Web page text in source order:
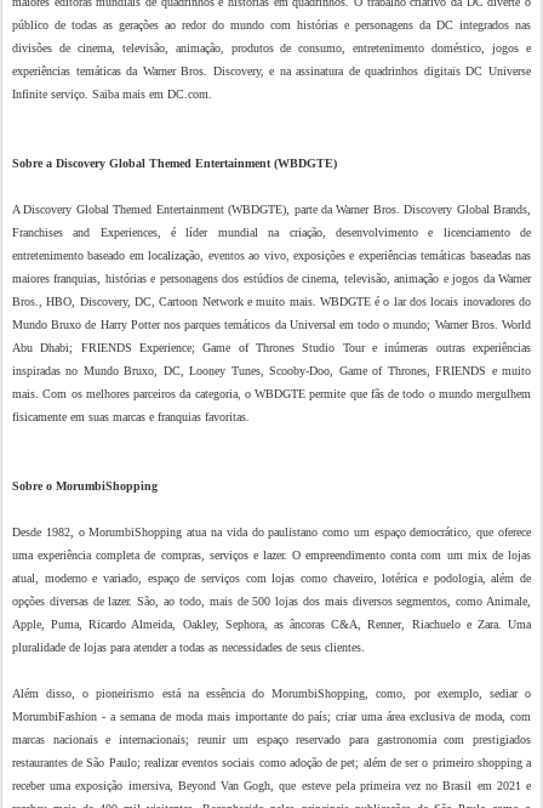
público de todas as gerações ao redor do mundo com histórias e personagens da DC integrados nas
divisões de cinema, televisão, animação, produtos de consumo, entretenimento doméstico, jogos e
experiências temáticas da Warner Bros. Discovery, e na assinatura de quadrinhos digitais DC Universe
Infinite serviço. Saiba mais em DC.com.
Sobre a Discovery Global Themed Entertainment (WBDGTE)
A Discovery Global Themed Entertainment (WBDGTE), parte da Warner Bros. Discovery Global Brands,
Franchises and Experiences, é líder mundial na criação, desenvolvimento e licenciamento de
entretenimento baseado em localização, eventos ao vivo, exposições e experiências temáticas baseadas nas
maiores franquias, histórias e personagens dos estúdios de cinema, televisão, animação e jogos da Warner
Bros., HBO, Discovery, DC, Cartoon Network e muito mais. WBDGTE é o lar dos locais inovadores do
Mundo Bruxo de Harry Potter nos parques temáticos da Universal em todo o mundo; Warner Bros. World
Abu Dhabi; FRIENDS Experience; Game of Thrones Studio Tour e inúmeras outras experiências
inspiradas no Mundo Bruxo, DC, Looney Tunes, Scooby-Doo, Game of Thrones, FRIENDS e muito
mais. Com os melhores parceiros da categoria, o WBDGTE permite que fãs de todo o mundo mergulhem
fisicamente em suas marcas e franquias favoritas.
Sobre o MorumbiShopping
Desde 1982, o MorumbiShopping atua na vida do paulistano como um espaço democrático, que oferece
uma experiência completa de compras, serviços e lazer. O empreendimento conta com um mix de lojas
atual, moderno e variado, espaço de serviços com lojas como chaveiro, lotérica e podologia, além de
opções diversas de lazer. São, ao todo, mais de 500 lojas dos mais diversos segmentos, como Animale,
Apple, Puma, Ricardo Almeida, Oakley, Sephora, as âncoras C&A, Renner, Riachuelo e Zara. Uma
pluralidade de lojas para atender a todas as necessidades de seus clientes.
Além disso, o pioneirismo está na essência do MorumbiShopping, como, por exemplo, sediar o
MorumbiFashion - a semana de moda mais importante do país; criar uma área exclusiva de moda, com
marcas nacionais e internacionais; reunir um espaço reservado para gastronomia com prestigiados
restaurantes de São Paulo; realizar eventos sociais como adoção de pet; além de ser o primeiro shopping a
receber uma exposição imersiva, Beyond Van Gogh, que esteve pela primeira vez no Brasil em 2021 e